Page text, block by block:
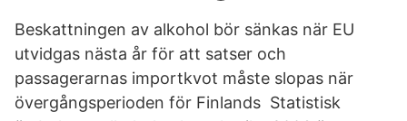
Beskattningen av alkohol bör sänkas när EU
utvidgas nästa år för att satser och
passagerarnas importkvot måste slopas när
övergångsperioden för Finlands Statistisk